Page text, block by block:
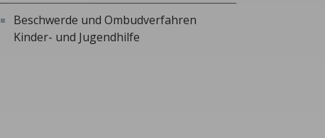
Beschwerde und Ombudverfahren
Kinder- und Jugendhilfe